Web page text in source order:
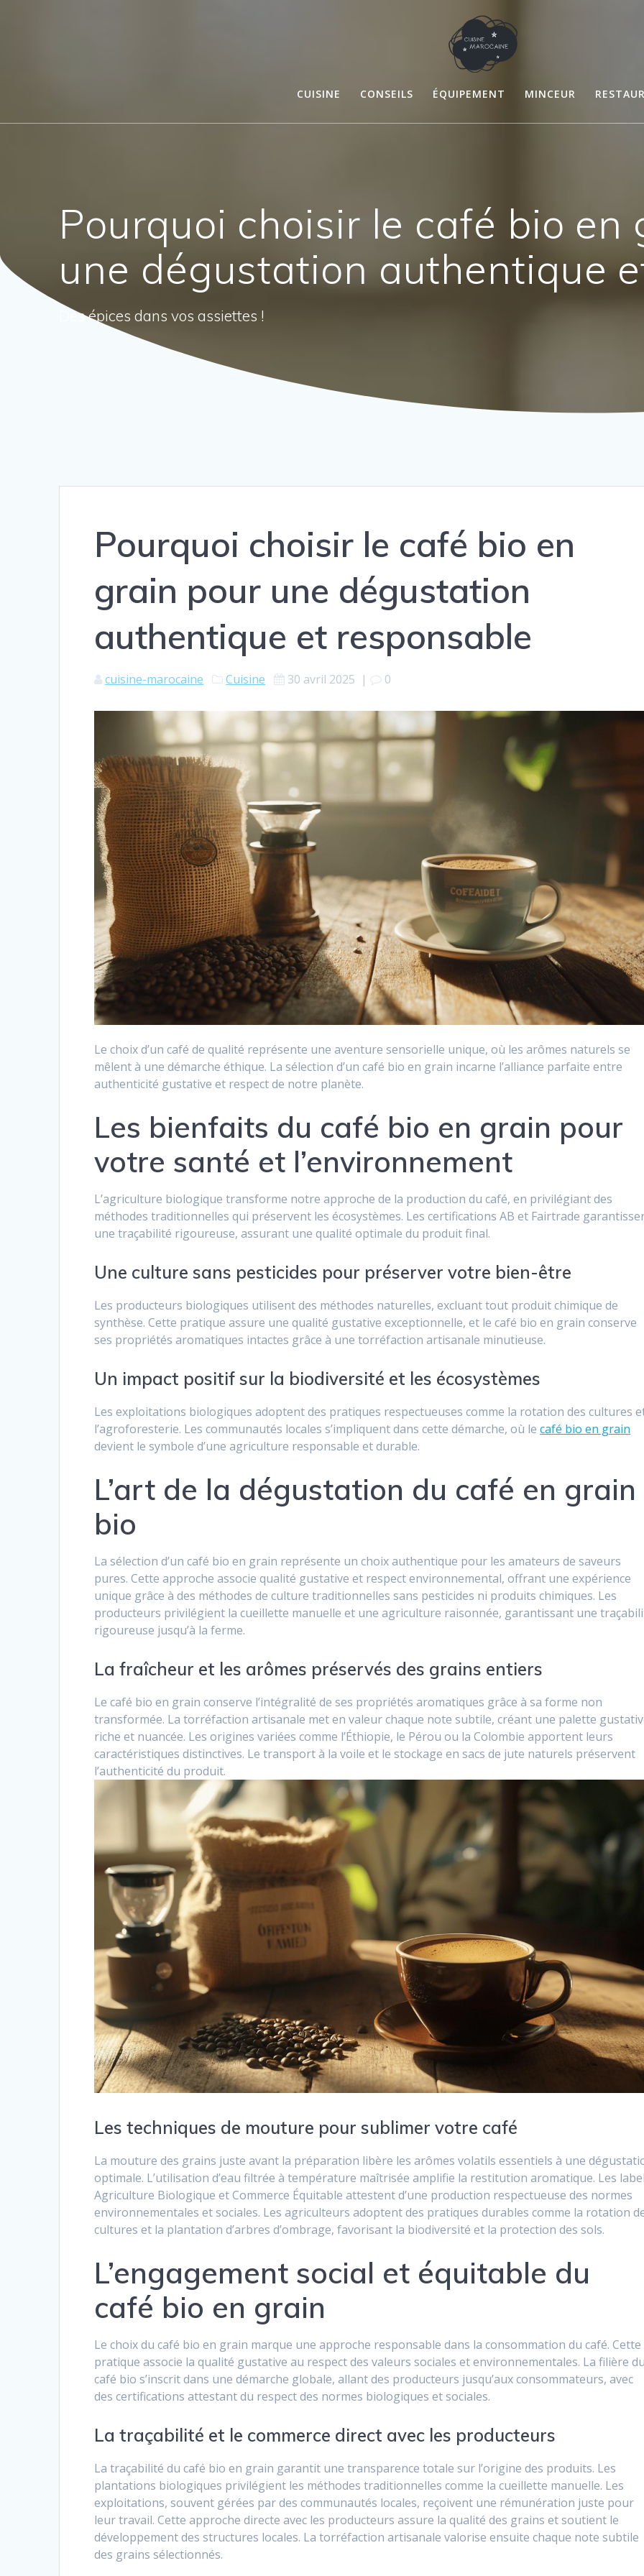
CUISINE CONSEILS ÉQUIPEMENT MINCEUR
Pourquoi choisir le café bio en
une dégustation authentique
Des épices dans vos assiettes !
Pourquoi choisir le café bio en
grain pour une dégustation
authentique et responsable
cuisine-marocaine Cuisine 30 avril 2025 | 0
Le choix d’un café de qualité représente une aventure sensorielle unique, où les arômes naturels se
mêlent à une démarche éthique. La sélection d’un café bio en grain incarne l’alliance parfaite entre
authenticité gustative et respect de notre planète.
Les bienfaits du café bio en grain pour
votre santé et l’environnement
L’agriculture biologique transforme notre approche de la production du café, en privilégiant des
méthodes traditionnelles qui préservent les écosystèmes. Les certifications AB et Fairtrade
une traçabilité rigoureuse, assurant une qualité optimale du produit final.
Une culture sans pesticides pour préserver votre bien-être
Les producteurs biologiques utilisent des méthodes naturelles, excluant tout produit chimique de
synthèse. Cette pratique assure une qualité gustative exceptionnelle, et le café bio en grain conserve
ses propriétés aromatiques intactes grâce à une torréfaction artisanale minutieuse.
Un impact positif sur la biodiversité et les écosystèmes
Les exploitations biologiques adoptent des pratiques respectueuses comme la rotation des cultures
l’agroforesterie. Les communautés locales s’impliquent dans cette démarche, où lecafé bio en grain
devient le symbole d’une agriculture responsable et durable.
L’art de la dégustation du café en grain
bio
La sélection d’un café bio en grain représente un choix authentique pour les amateurs de saveurs
pures. Cette approche associe qualité gustative et respect environnemental, offrant une expérience
unique grâce à des méthodes de culture traditionnelles sans pesticides ni produits chimiques. Les
producteurs privilégient la cueillette manuelle et une agriculture raisonnée, garantissant une
rigoureuse jusqu’à la ferme.
La fraîcheur et les arômes préservés des grains entiers
Le café bio en grain conserve l’intégralité de ses propriétés aromatiques grâce à sa forme non
transformée. La torréfaction artisanale met en valeur chaque note subtile, créant une palette
riche et nuancée. Les origines variées comme l’Éthiopie, le Pérou ou la Colombie apportent leurs
caractéristiques distinctives. Le transport à la voile et le stockage en sacs de jute naturels préservent
l’authenticité du produit.
Les techniques de mouture pour sublimer votre café
La mouture des grains juste avant la préparation libère les arômes volatils essentiels à une
optimale. L’utilisation d’eau filtrée à température maîtrisée amplifie la restitution aromatique. Les
Agriculture Biologique et Commerce Équitable attestent d’une production respectueuse des normes
environnementales et sociales. Les agriculteurs adoptent des pratiques durables comme la rotation
cultures et la plantation d’arbres d’ombrage, favorisant la biodiversité et la protection des sols.
L’engagement social et équitable du
café bio en grain
Le choix du café bio en grain marque une approche responsable dans la consommation du café. Cette
pratique associe la qualité gustative au respect des valeurs sociales et environnementales. La filière
café bio s’inscrit dans une démarche globale, allant des producteurs jusqu’aux consommateurs, avec
des certifications attestant du respect des normes biologiques et sociales.
La traçabilité et le commerce direct avec les producteurs
La traçabilité du café bio en grain garantit une transparence totale sur l’origine des produits. Les
plantations biologiques privilégient les méthodes traditionnelles comme la cueillette manuelle. Les
exploitations, souvent gérées par des communautés locales, reçoivent une rémunération juste pour
leur travail. Cette approche directe avec les producteurs assure la qualité des grains et soutient le
développement des structures locales. La torréfaction artisanale valorise ensuite chaque note subtile
des grains sélectionnés.